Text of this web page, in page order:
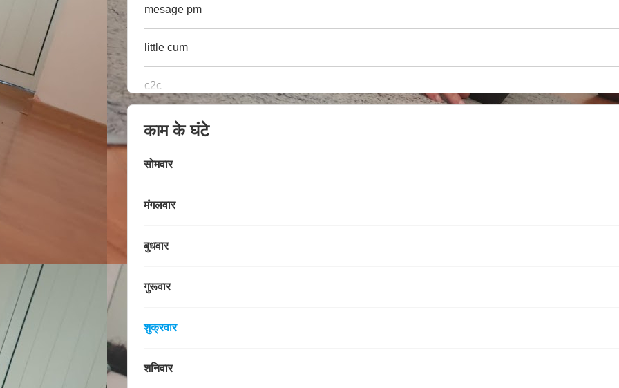
mesage pm
little cum
c2c
काम के घंटे
सोमवार
मंगलवार
बुधवार
गुरूवार
शुक्रवार
शनिवार